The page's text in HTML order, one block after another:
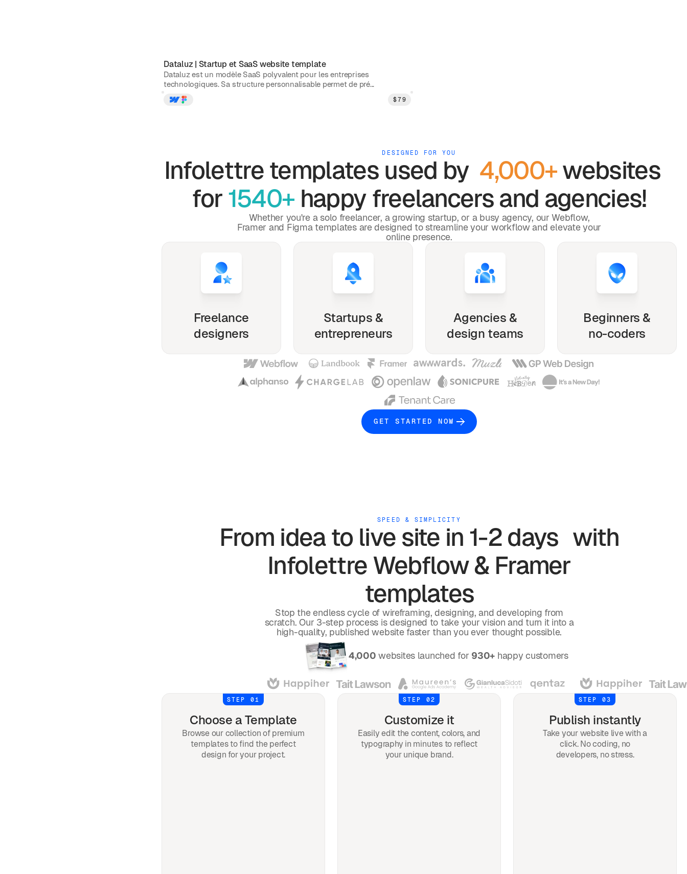
Dataluz| Startup et SaaSwebsite template
Dataluz est un modèle SaaS polyvalent pour les entreprises
technologiques. Sa structure personnalisable permet de pré...
$79
DESIGNED FOR YOU
Infolettretemplates used by 4,000+websites
for1540+ happy freelancers and agencies!
Whether you're a solo freelancer, a growing startup, or a busy agency, our Webflow,
Framer and Figma templates are designed to streamline your workflow and elevate your
online presence.
Freelance
designers
Startups &
entrepreneurs
Agencies &
design teams
Beginners &
no-coders
GET STARTED NOW
SPEED & SIMPLICITY
From idea to live site in 1-2 days with
Infolettre Webflow & Framer
templates
Stop the endless cycle of wireframing, designing, and developing from
scratch. Our 3-step process is designed to take your vision and turn it into a
high-quality, published website faster than you ever thought possible.
Over 4,000 websites launched for 930+ happy customers
STEP 01
Choose a Template
Browse our collection of premium
templates to find the perfect
design for your project.
STEP 02
Customize it
Easily edit the content, colors, and
typography in minutes to reflect
your unique brand.
STEP 03
Publish instantly
Take your website live with a
click. No coding, no
developers, no stress.